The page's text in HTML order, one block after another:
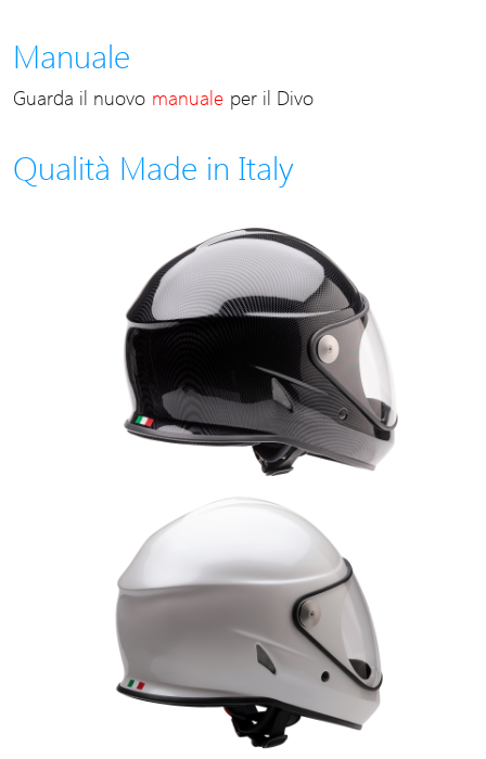
Manuale
Guarda il nuovo manuale per il Divo
Qualità Made in Italy